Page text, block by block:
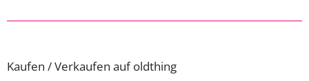
Kaufen / Verkaufen auf oldthing